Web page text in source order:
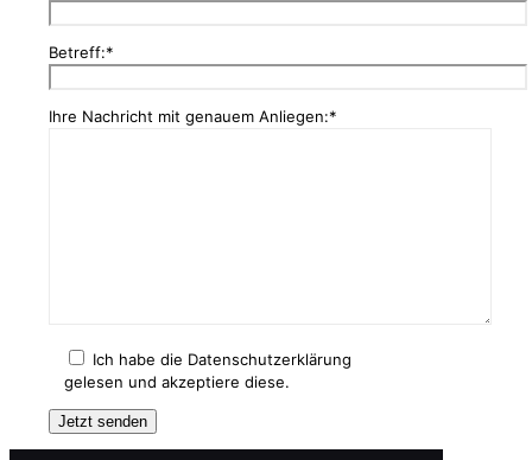
Betreff:*
Ihre Nachricht mit genauem Anliegen:*
Ich habe die Datenschutzerklärung
gelesen und akzeptiere diese.